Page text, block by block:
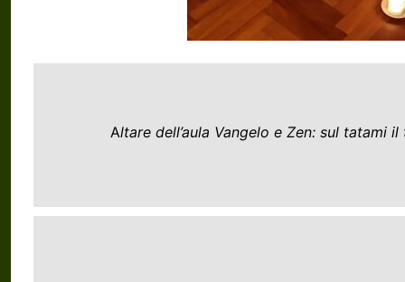
Altare dell’aula Vangelo e Zen: sul tatami